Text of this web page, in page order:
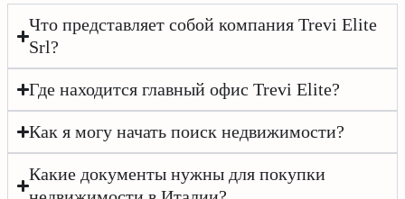
Что представляет собой компания Trevi Elite
Srl?
Где находится главный офис Trevi Elite?
Как я могу начать поиск недвижимости?
Какие документы нужны для покупки